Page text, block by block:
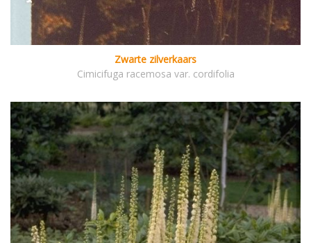
Zwarte zilverkaars
Cimicifuga racemosa var. cordifolia